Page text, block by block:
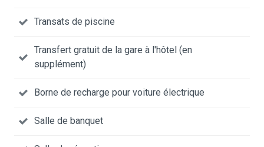
Transats de piscine
Transfert gratuit de la gare à l'hôtel (en
supplément)
Borne de recharge pour voiture électrique
Salle de banquet